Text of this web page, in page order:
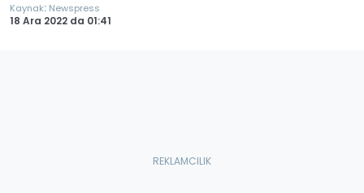
Kaynak: Newspress
18 Ara 2022 da 01:41